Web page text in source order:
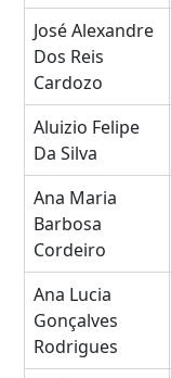
José Alexandre
Dos Reis
Cardozo
Aluizio Felipe
Da Silva
Ana Maria
Barbosa
Cordeiro
Ana Lucia
Gonçalves
Rodrigues